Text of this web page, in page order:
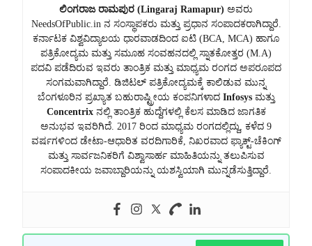
ಲಿಂಗರಾಜ ರಾಮಪುರ (Lingaraj Ramapur) ಅವರು
NeedsOfPublic.in ನ ಸಂಸ್ಥಾಪಕರು ಮತ್ತು ಪ್ರಧಾನ ಸಂಪಾದಕರಾಗಿದ್ದಾರೆ.
ಕರ್ನಾಟಕ ವಿಶ್ವವಿದ್ಯಾಲಯ ಧಾರವಾಡದಿಂದ ಐಟಿ (BCA, MCA) ಹಾಗೂ
ಪತ್ರಿಕೋದ್ಯಮ ಮತ್ತು ಸಮೂಹ ಸಂವಹನದಲ್ಲಿ ಸ್ನಾತಕೋತ್ತರ (M.A)
ಪದವಿ ಪಡೆದಿರುವ ಇವರು ತಾಂತ್ರಿಕ ಮತ್ತು ಮಾಧ್ಯಮ ರಂಗದ ಅಪರೂಪದ
ಸಂಗಮವಾಗಿದ್ದಾರೆ. ಡಿಜಿಟಲ್ ಪತ್ರಿಕೋದ್ಯಮಕ್ಕೆ ಕಾಲಿಡುವ ಮುನ್ನ
ಬೆಂಗಳೂರಿನ ಪ್ರಖ್ಯಾತ ಬಹುರಾಷ್ಟ್ರೀಯ ಕಂಪನಿಗಳಾದ Infosysಮತ್ತು
Concentrixನಲ್ಲಿ ತಾಂತ್ರಿಕ ಹುದ್ದೆಗಳಲ್ಲಿ ಕೆಲಸ ಮಾಡಿದ ಜಾಗತಿಕ
ಅನುಭವ ಇವರಿಗಿದೆ. 2017 ರಿಂದ ಮಾಧ್ಯಮ ರಂಗದಲ್ಲಿದ್ದು, ಕಳೆದ 9
ವರ್ಷಗಳಿಂದ ಡೇಟಾ-ಆಧಾರಿತ ವರದಿಗಾರಿಕೆ, ನಿಖರವಾದ ಫ್ಯಾಕ್ಟ್-ಚೆಕಿಂಗ್
ಮತ್ತು ಸಾರ್ವಜನಿಕರಿಗೆ ವಿಶ್ವಾಸಾರ್ಹ ಮಾಹಿತಿಯನ್ನು ತಲುಪಿಸುವ
ಸಂಪಾದಕೀಯ ಜವಾಬ್ದಾರಿಯನ್ನು ಯಶಸ್ವಿಯಾಗಿ ಮುನ್ನಡೆಸುತ್ತಿದ್ದಾರೆ.